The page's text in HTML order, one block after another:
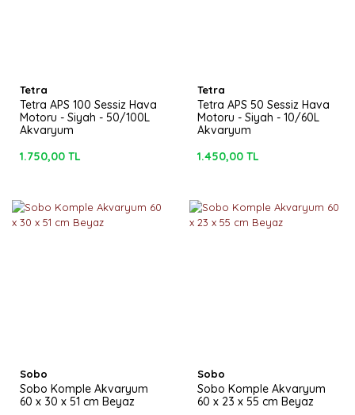
Tetra
Tetra APS 100 Sessiz Hava
Motoru - Siyah - 50/100L
Akvaryum
1.750,00 TL
Tetra
Tetra APS 50 Sessiz Hava
Motoru - Siyah - 10/60L
Akvaryum
1.450,00 TL
Sobo
Sobo Komple Akvaryum
60 x 30 x 51 cm Beyaz
Sobo
Sobo Komple Akvaryum
60 x 23 x 55 cm Beyaz